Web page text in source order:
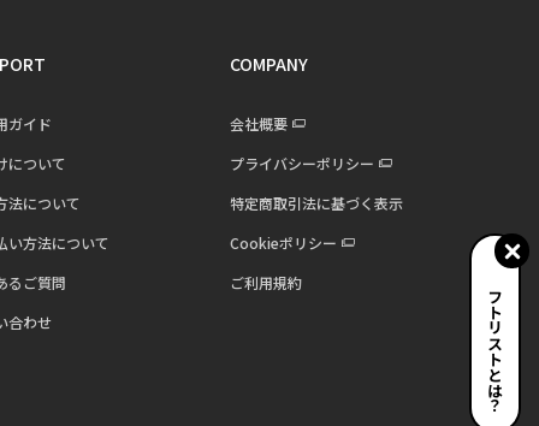
ギフトリストとは？
ガイド
について
法について
い方法について
るご質問
合わせ
COMPANY
会社概要
プライバシーポリシー
特定商取引法に基づく表示
Cookieポリシー
ご利用規約